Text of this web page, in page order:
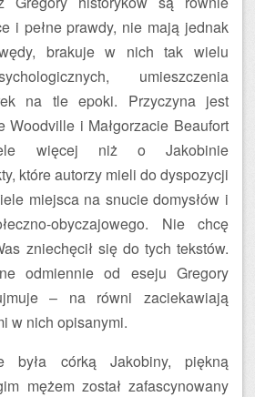
i pełne prawdy, nie mają jednak
brakuje w nich tak wielu
umieszczenia
na tle epoki. Przyczyna jest
Woodville i Małgorzacie Beaufort
więcej niż o Jakobinie
które autorzy mieli do dyspozycji
miejsca na snucie domysłów i
obyczajowego. Nie chcę
zniechęcił się do tych tekstów.
odmiennie od eseju Gregory
– na równi zaciekawiają
w nich opisanymi.
była córką Jakobiny, piękną
mężem został zafascynowany